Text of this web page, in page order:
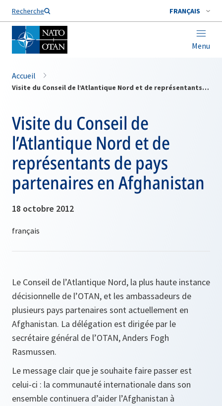
Recherche FRANÇAIS
Menu
Nom de famille*
Accueil
Visite du Conseil de l’Atlantique Nord et de représentants de pays partenaires en Afghanistan
Visite du Conseil de
l’Atlantique Nord et de
représentants de pays
partenaires en Afghanistan
18 octobre 2012
Le Conseil de l’Atlantique Nord, la plus haute instance
décisionnelle de l’OTAN, et les ambassadeurs de
plusieurs pays partenaires sont actuellement en
Afghanistan. La délégation est dirigée par le
secrétaire général de l’OTAN, Anders Fogh
Rasmussen.
Le message clair que je souhaite faire passer est
celui‑ci : la communauté internationale dans son
ensemble continuera d’aider l’Afghanistan à